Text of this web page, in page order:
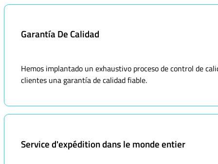
Garantía De Calidad
Hemos implantado un exhaustivo proceso de control de
clientes una garantía de calidad fiable.
Service d'expédition dans le monde entier